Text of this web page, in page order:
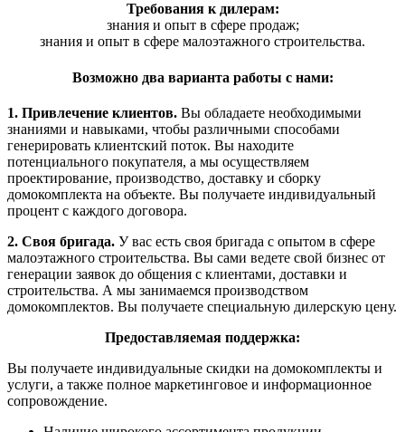
Требования к дилерам:
знания и опыт в сфере продаж;
знания и опыт в сфере малоэтажного строительства.
Возможно два варианта работы с нами:
1. Привлечение клиентов. Вы обладаете необходимыми
знаниями и навыками, чтобы различными способами
генерировать клиентский поток. Вы находите
потенциального покупателя, а мы осуществляем
проектирование, производство, доставку и сборку
домокомплекта на объекте. Вы получаете индивидуальный
процент с каждого договора.
2. Своя бригада. У вас есть своя бригада с опытом в сфере
малоэтажного строительства. Вы сами ведете свой бизнес от
генерации заявок до общения с клиентами, доставки и
строительства. А мы занимаемся производством
домокомплектов. Вы получаете специальную дилерскую цену.
Предоставляемая поддержка:
Вы получаете индивидуальные скидки на домокомплекты и
услуги, а также полное маркетинговое и информационное
сопровождение.